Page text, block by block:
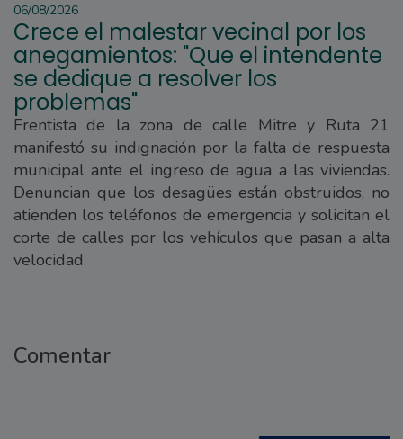
06/08/2026
Crece el malestar vecinal por los
anegamientos: "Que el intendente
se dedique a resolver los
problemas"
Frentista de la zona de calle Mitre y Ruta 21
manifestó su indignación por la falta de respuesta
municipal ante el ingreso de agua a las viviendas.
Denuncian que los desagües están obstruidos, no
atienden los teléfonos de emergencia y solicitan el
corte de calles por los vehículos que pasan a alta
velocidad.
Comentar